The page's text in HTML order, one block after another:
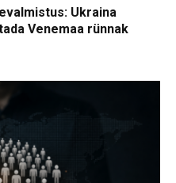
Ukraina
Venemaa rünnak